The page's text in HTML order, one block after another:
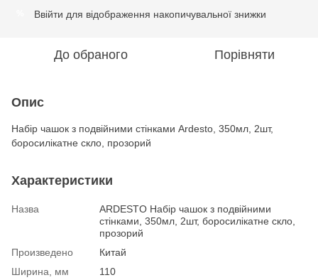
Ввійти для відображення накопичувальної знижки
До обраного Порівняти
Опис
Набір чашок з подвійними стінками Ardesto, 350мл, 2шт,
боросилікатне скло, прозорий
Характеристики
Назва
ARDESTO Набір чашок з подвійними
стінками, 350мл, 2шт, боросилікатне скло,
прозорий
Произведено
Китай
Ширина, мм
110